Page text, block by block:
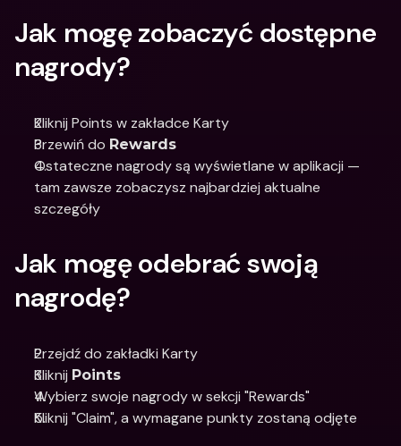
Jak mogę zobaczyć dostępne
nagrody?
Kliknij Points w zakładce Karty
Przewiń do Rewards
Ostateczne nagrody są wyświetlane w aplikacji —
tam zawsze zobaczysz najbardziej aktualne
szczegóły
Jak mogę odebrać swoją
nagrodę?
Przejdź do zakładki Karty
Kliknij Points
Wybierz swoje nagrody w sekcji "Rewards"
Kliknij "Claim", a wymagane punkty zostaną odjęte